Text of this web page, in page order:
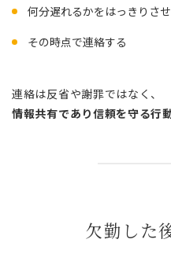
何分遅れるかをはっきりさ
その時点で連絡する
連絡は反省や謝罪ではなく、
情報共有であり信頼を守る行
欠勤した